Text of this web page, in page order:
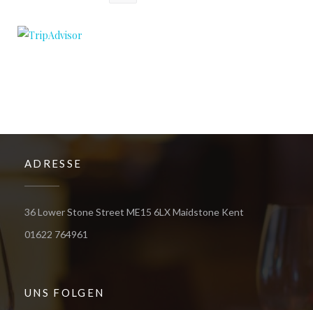
ADRESSE
36 Lower Stone Street ME15 6LX Maidstone Kent
01622 764961
UNS FOLGEN